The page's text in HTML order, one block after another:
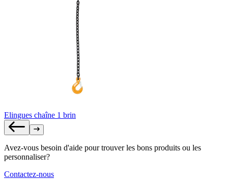
Elingues chaîne 1 brin
Avez-vous besoin d'aide pour trouver les bons produits ou les
personnaliser?
Contactez-nous